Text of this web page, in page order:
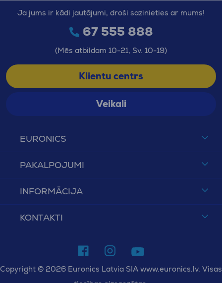
EURONICS
PAKALPOJUMI
INFORMĀCIJA
KONTAKTI
Ja jums ir kādi jautājumi, droši sazinieties ar mums!
67 555 888
(Mēs atbildam 10-21, Sv. 10-19)
Klientu centrs
Veikali
Copyright © 2026 Euronics Latvia SIA www.euronics.lv. Visas